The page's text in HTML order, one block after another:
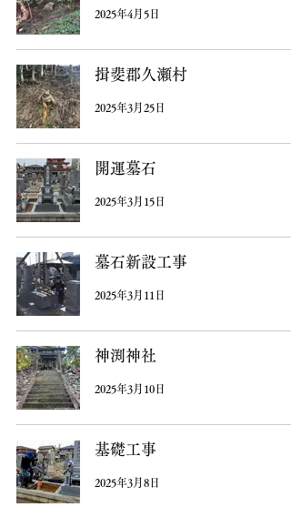
2025年4月5日
揖斐郡久瀬村
2025年3月25日
開運墓石
2025年3月15日
墓石新設工事
2025年3月11日
神渕神社
2025年3月10日
基礎工事
2025年3月8日